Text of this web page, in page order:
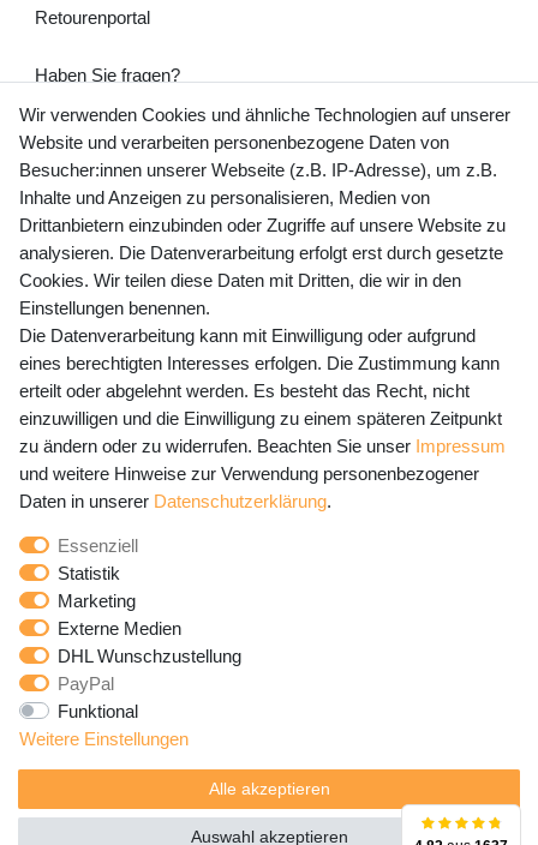
Retourenportal
Haben Sie fragen?
+49 (0) 35243 460 400
Mo-Fr 9-15 Uhr
shop@banjado.com
Preisangaben inkl. gesetzl. MwSt. und zzgl. Service- und
Versandkosten
Newsletter Anmeldung - Keine Angebote
mehr verpassen!
E-MAIL **
Newsletter
Honig
Hiermit bestätige ich, dass ich die
gelesen habe. Meine Einwilligung kann ich jederzeit
widerrufen.**
** Hierbei handelt es sich um ein Pflichtfeld.
Wir verwenden Cookies und ähnliche Technologien auf unserer
Website und verarbeiten personenbezogene Daten von
Besucher:innen unserer Webseite (z.B. IP-Adresse), um z.B.
Inhalte und Anzeigen zu personalisieren, Medien von
Drittanbietern einzubinden oder Zugriffe auf unsere Website zu
analysieren. Die Datenverarbeitung erfolgt erst durch gesetzte
Cookies. Wir teilen diese Daten mit Dritten, die wir in den
Einstellungen benennen.
Die Datenverarbeitung kann mit Einwilligung oder aufgrund
eines berechtigten Interesses erfolgen. Die Zustimmung kann
erteilt oder abgelehnt werden. Es besteht das Recht, nicht
einzuwilligen und die Einwilligung zu einem späteren Zeitpunkt
zu ändern oder zu widerrufen. Beachten Sie unser Impressum
und weitere Hinweise zur Verwendung personenbezogener
Daten in unserer Daten­schutz­erklärung.
Essenziell
Statistik
Marketing
Externe Medien
DHL Wunschzustellung
PayPal
Funktional
Weitere Einstellungen
Alle akzeptieren
Auswahl akzeptieren